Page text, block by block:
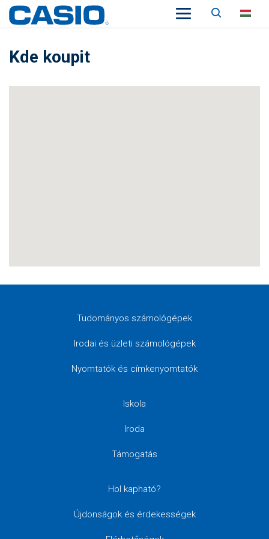
Keresés
Kde koupit
Tudományos számológépek
Irodai és üzleti számológépek
Nyomtatók és címkenyomtatók
Iskola
Iroda
Támogatás
Hol kapható?
Újdonságok és érdekességek